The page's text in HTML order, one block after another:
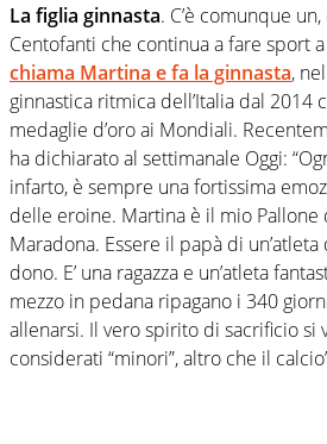
La figlia ginnasta. C’è comunque
Centofanti che continua a fare sport
chiama Martina e fa la ginnasta,
ginnastica ritmica dell’Italia dal 2014
medaglie d’oro ai Mondiali.
ha dichiarato al settimanale Oggi:
infarto, è sempre una fortissima
delle eroine. Martina è il mio Pallone
Maradona. Essere il papà di
dono. E’ una ragazza e un’atleta
mezzo in pedana ripagano i 340
allenarsi. Il vero spirito di sacrificio si
considerati “minori”, altro che il